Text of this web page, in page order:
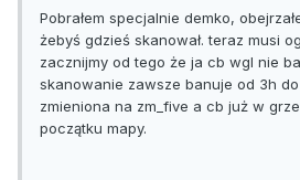
Pobrałem specjalnie demko,
żebyś gdzieś skanował. teraz musi
zacznijmy od tego że ja cb wgl nie
skanowanie zawsze banuje od 3h do
zmieniona na zm_five a cb już w
początku mapy.